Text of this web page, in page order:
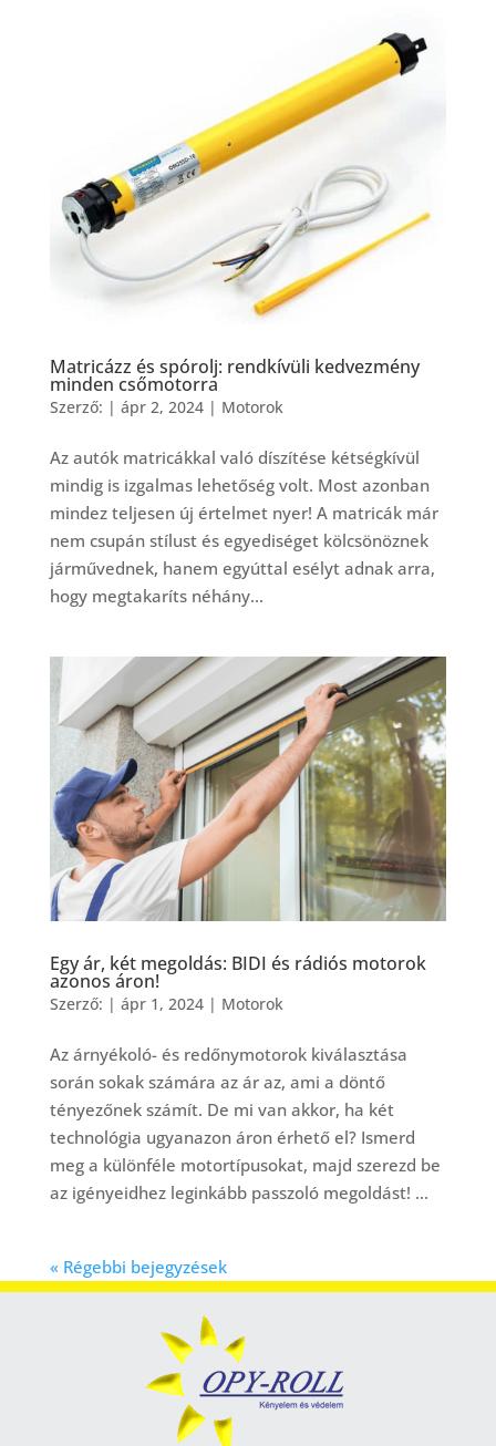
Matricázz és spórolj: rendkívüli kedvezmény
minden csőmotorra
Szerző: | ápr 2, 2024| Motorok
Az autók matricákkal való díszítése kétségkívül
mindig is izgalmas lehetőség volt. Most azonban
mindez teljesen új értelmet nyer! A matricák már
nem csupán stílust és egyediséget kölcsönöznek
járművednek, hanem egyúttal esélyt adnak arra,
hogy megtakaríts néhány...
Egy ár, két megoldás: BIDI és rádiós motorok
azonos áron!
Szerző: | ápr 1, 2024| Motorok
Az árnyékoló- és redőnymotorok kiválasztása
során sokak számára az ár az, ami a döntő
tényezőnek számít. De mi van akkor, ha két
technológia ugyanazon áron érhető el? Ismerd
meg a különféle motortípusokat, majd szerezd be
az igényeidhez leginkább passzoló megoldást! ...
« Régebbi bejegyzések